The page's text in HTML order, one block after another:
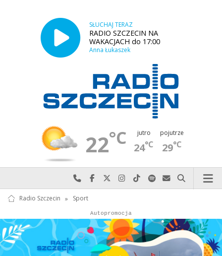
SŁUCHAJ TERAZ
RADIO SZCZECIN NA
WAKACJACH do 17:00
Anna Łukaszek
22°C jutro
24°C
pojutrze
29°C
Najlepiej po prostu do nas zadzwoń
Odwiedź nas na Facebook-u
Odwiedź nas na X
Odwiedź nas na Instagram-ie
Odwiedź nas na TikTok-u
Szukaj nas na Spotify
Wyślij do nas
Szukaj
Radio Szczecin » Sport
Autopromocja
Autopromocja
Reklama